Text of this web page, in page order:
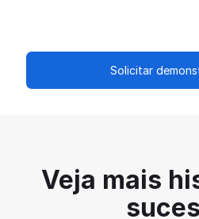
Solicitar
Veja mais